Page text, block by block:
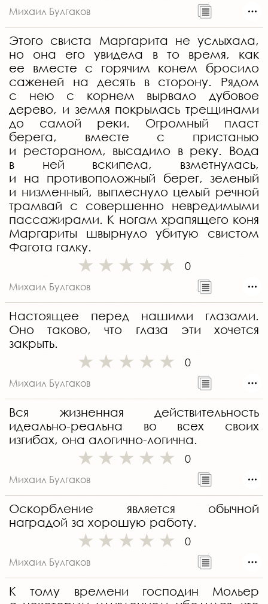
Михаил Булгаков
Этого свиста Маргарита не услыхала,
но она его увидела в то время, как
ее вместе с горячим конем бросило
саженей на десять в сторону. Рядом
с нею с корнем вырвало дубовое
дерево, и земля покрылась трещинами
до самой реки. Огромный пласт
берега, вместе с пристанью
и рестораном, высадило в реку. Вода
в ней вскипела, взметнулась,
и на противоположный берег, зеленый
и низменный, выплеснуло целый речной
трамвай с совершенно невредимыми
пассажирами. К ногам храпящего коня
Маргариты швырнуло убитую свистом
Фагота галку.
0
Михаил Булгаков
Настоящее перед нашими глазами.
Оно таково, что глаза эти хочется
закрыть.
0
Михаил Булгаков
Вся жизненная действительность
идеально-реальна во всех своих
изгибах, она алогично-логична.
0
Михаил Булгаков
Оскорбление является обычной
наградой за хорошую работу.
0
Михаил Булгаков
К тому времени господин Мольер